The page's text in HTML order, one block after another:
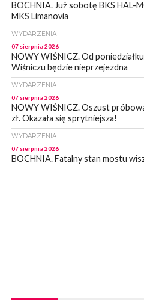
BOCHNIA. Już sobotę BKS HAL-
MKS Limanovia
WYDARZENIA
07 sierpnia 2026
NOWY WIŚNICZ. Od
Wiśniczu będzie nieprzejezdna
WYDARZENIA
07 sierpnia 2026
NOWY WIŚNICZ. Oszust
zł. Okazała się sprytniejsza!
WYDARZENIA
07 sierpnia 2026
BOCHNIA. Fatalny stan mostu